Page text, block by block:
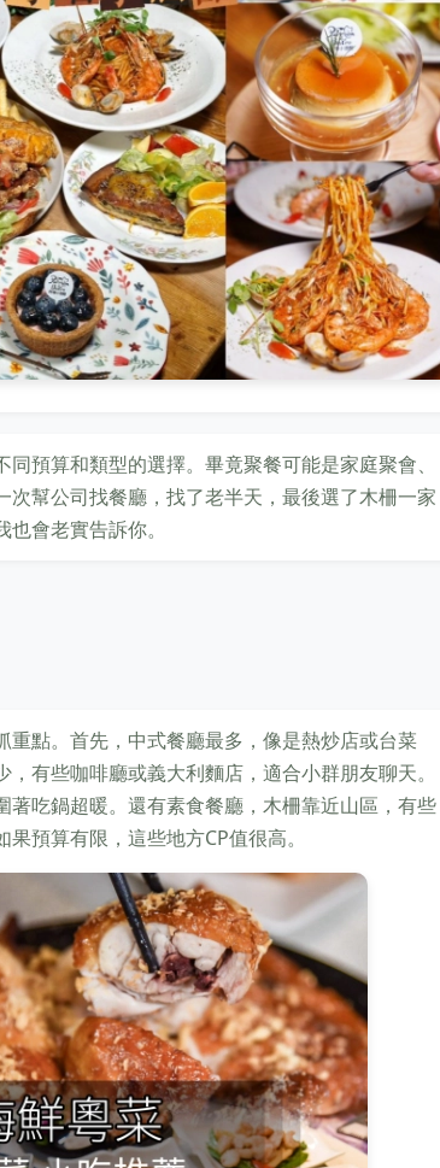
預算和類型的選擇。畢竟聚餐可能是家庭聚會、
幫公司找餐廳，找了老半天，最後選了木柵一家
會老實告訴你。
點。首先，中式餐廳最多，像是熱炒店或台菜
有些咖啡廳或義大利麵店，適合小群朋友聊天。
吃鍋超暖。還有素食餐廳，木柵靠近山區，有些
預算有限，這些地方CP值很高。